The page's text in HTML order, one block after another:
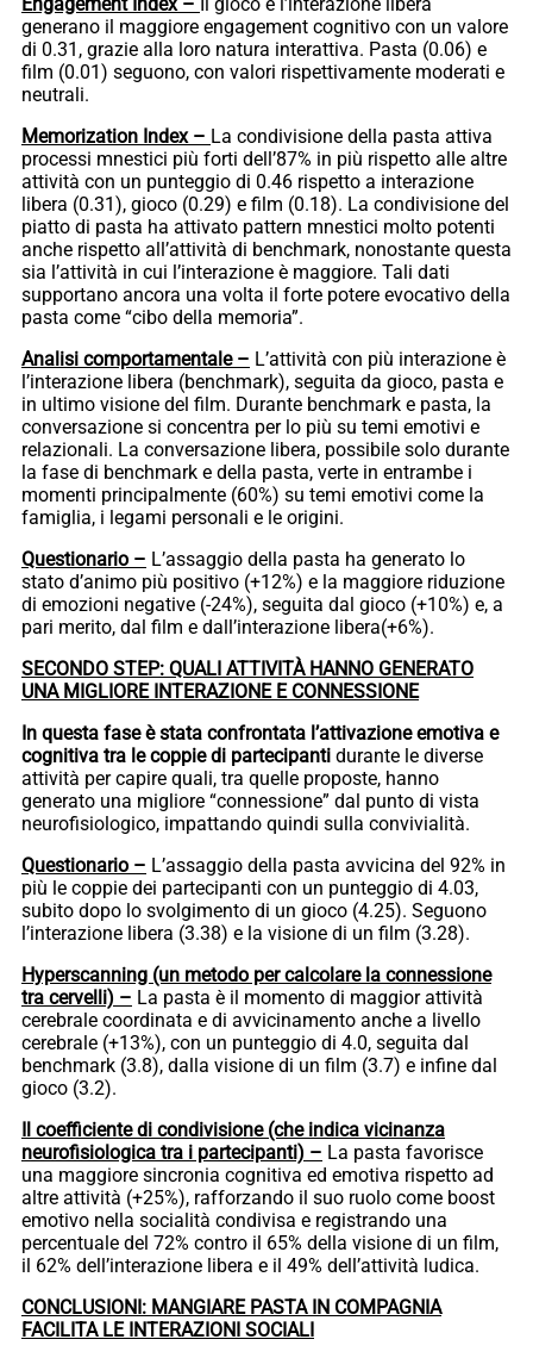
generano il maggiore engagement cognitivo con un valore
di 0.31, grazie alla loro natura interattiva. Pasta (0.06) e
film (0.01) seguono, con valori rispettivamente moderati e
neutrali.
Memorization Index – La condivisione della pasta attiva
processi mnestici più forti dell’87% in più rispetto alle altre
attività con un punteggio di 0.46 rispetto a interazione
libera (0.31), gioco (0.29) e film (0.18). La condivisione del
piatto di pasta ha attivato pattern mnestici molto potenti
anche rispetto all’attività di benchmark, nonostante questa
sia l’attività in cui l’interazione è maggiore. Tali dati
supportano ancora una volta il forte potere evocativo della
pasta come “cibo della memoria”.
Analisi comportamentale – L’attività con più interazione è
l’interazione libera (benchmark), seguita da gioco, pasta e
in ultimo visione del film. Durante benchmark e pasta, la
conversazione si concentra per lo più su temi emotivi e
relazionali. La conversazione libera, possibile solo durante
la fase di benchmark e della pasta, verte in entrambe i
momenti principalmente (60%) su temi emotivi come la
famiglia, i legami personali e le origini.
Questionario – L’assaggio della pasta ha generato lo
stato d’animo più positivo (+12%) e la maggiore riduzione
di emozioni negative (-24%), seguita dal gioco (+10%) e, a
pari merito, dal film e dall’interazione libera(+6%).
SECONDO STEP: QUALI ATTIVITÀ HANNO GENERATO
UNA MIGLIORE INTERAZIONE E CONNESSIONE
In questa fase è stata confrontata l’attivazione emotiva e
cognitiva tra le coppie di partecipanti durante le diverse
attività per capire quali, tra quelle proposte, hanno
generato una migliore “connessione” dal punto di vista
neurofisiologico, impattando quindi sulla convivialità.
Questionario – L’assaggio della pasta avvicina del 92% in
più le coppie dei partecipanti con un punteggio di 4.03,
subito dopo lo svolgimento di un gioco (4.25). Seguono
l’interazione libera (3.38) e la visione di un film (3.28).
Hyperscanning (un metodo per calcolare la connessione
tra cervelli) – La pasta è il momento di maggior attività
cerebrale coordinata e di avvicinamento anche a livello
cerebrale (+13%), con un punteggio di 4.0, seguita dal
benchmark (3.8), dalla visione di un film (3.7) e infine dal
gioco (3.2).
Il coefficiente di condivisione (che indica vicinanza
neurofisiologica tra i partecipanti) – La pasta favorisce
una maggiore sincronia cognitiva ed emotiva rispetto ad
altre attività (+25%), rafforzando il suo ruolo come boost
emotivo nella socialità condivisa e registrando una
percentuale del 72% contro il 65% della visione di un film,
il 62% dell’interazione libera e il 49% dell’attività ludica.
CONCLUSIONI: MANGIARE PASTA IN COMPAGNIA
FACILITA LE INTERAZIONI SOCIALI